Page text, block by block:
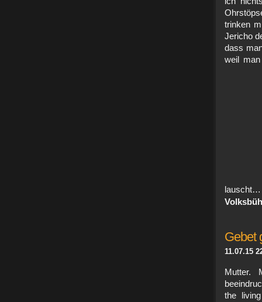
trinken
Jericho
dass
weil
Gebet
11.07.15
Mutter.
the